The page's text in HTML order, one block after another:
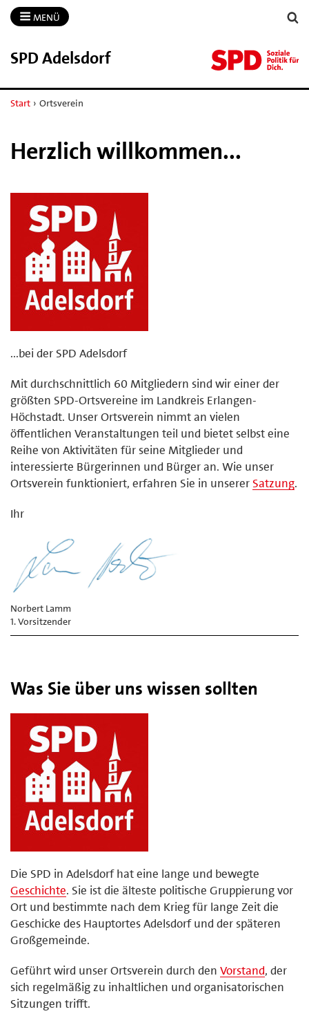
MENÜ
SPD Adelsdorf
Start › Ortsverein
Herzlich willkommen...
...bei der SPD Adelsdorf
Mit durchschnittlich 60 Mitgliedern sind wir einer der
größten SPD-Ortsvereine im Landkreis Erlangen-
Höchstadt. Unser Ortsverein nimmt an vielen
öffentlichen Veranstaltungen teil und bietet selbst eine
Reihe von Aktivitäten für seine Mitglieder und
interessierte Bürgerinnen und Bürger an. Wie unser
Ortsverein funktioniert, erfahren Sie in unserer Satzung.
Ihr
Norbert Lamm
1. Vorsitzender
Was Sie über uns wissen sollten
Die SPD in Adelsdorf hat eine lange und bewegte
Geschichte. Sie ist die älteste politische Gruppierung vor
Ort und bestimmte nach dem Krieg für lange Zeit die
Geschicke des Hauptortes Adelsdorf und der späteren
Großgemeinde.
Geführt wird unser Ortsverein durch den Vorstand, der
sich regelmäßig zu inhaltlichen und organisatorischen
Sitzungen trifft.